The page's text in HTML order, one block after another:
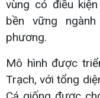
vùng có điều
bền vững
phương.
Mô hình được
Trạch, với tổng